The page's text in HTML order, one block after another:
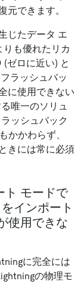
元できます。
じたデータ エ
りも優れたリカ
ゼロに近い) と
ラッシュバッ
に使用できない
唯一のソリュ
ッシュバック
かかわらず、
きには常に必須
ト モードで
インポート
使用できな
に完全には
の物理モ